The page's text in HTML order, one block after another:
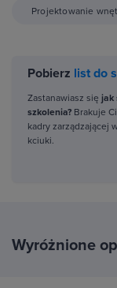
Projektowanie
Pobierz list do
Zastanawiasz się jak
szkolenia? Brakuje
kadry zarządzającej
kciuki.
Wyróżnione